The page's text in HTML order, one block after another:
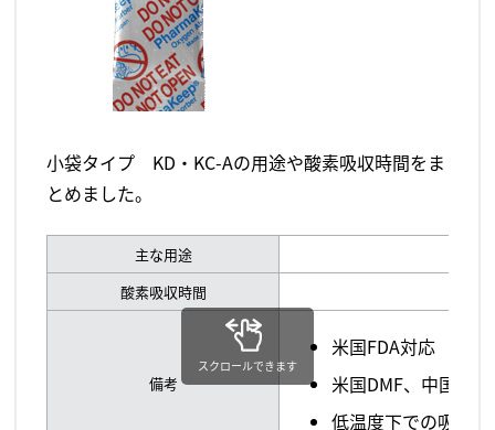
小袋タイプ KD・KC-Aの用途や酸素吸収時間をま
とめました。
主な用途
酸素吸収時間
備考
米国FDA対応
米国DMF、中国
低温度下での吸湿
スクロールできます